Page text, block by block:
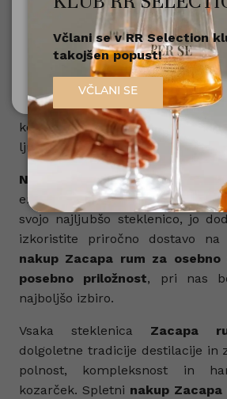
V naši ponudbi najdete različne
vključno s klasičnim Zacapa
posebne limited edition
ponuja svojo unikatno
sladkih tonov, preko bogatih
kompleksnih arom, ki navdušijo
ljubitelje ruma.
Nakup Zacapa rum online
enostaven. V naši spletni
svojo najljubšo steklenico, jo
izkoristite priročno dostavo
nakup Zacapa rum za
posebno priložnost, pri nas
najboljšo izbiro.
Vsaka steklenica Zacapa
dolgoletne tradicije destilacije in
polnost, kompleksnost in
kozarček. Spletni nakup Zacapa
Nisem
Sem polnoleten
Včlani se v RR Selection
takojšen popust!
VČLANI SE